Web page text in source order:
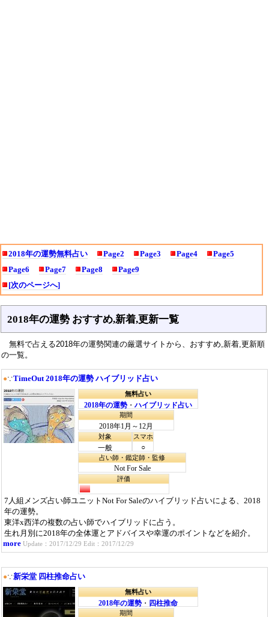
2018年の運勢無料占い Page2 Page3 Page4
Page5
Page6
Page7 Page8
Page9
[次のページへ]
2018年の運勢 おすすめ,新着,更新一覧
無料で占える2018年の運勢関連の厳選サイトから、おすすめ,新着,更新順
の一覧。
●∵TimeOut 2018年の運勢 ハイブリッド占い
無料占い
2018年の運勢 ・ハイブリッド占い
期間
2018年1月～12月
対象
一般
スマホ
○
占い師・鑑定師・監修
Not For Sale
評価
7人組メンズ占い師ユニットNot For Saleのハイブリッド占いによる、2018
年の運勢。
東洋x西洋の複数の占い師でハイブリッドに占う。
生れ月別に2018年の全体運とアドバイスや幸運のポイントなどを紹介。
more Update：2017/12/29 Edit：2017/12/29
●∵新栄堂 四柱推命占い
無料占い
2018年の運勢 ・ 四柱推命
期間